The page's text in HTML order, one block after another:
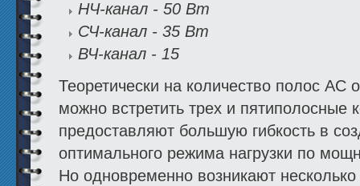
НЧ-канал - 50 Вт
СЧ-канал - 35 Вт
ВЧ-канал - 15
Теоретически на количество полос АС
можно встретить трех и пятиполосные
предоставляют большую гибкость в
оптимального режима нагрузки по
Но одновременно возникают